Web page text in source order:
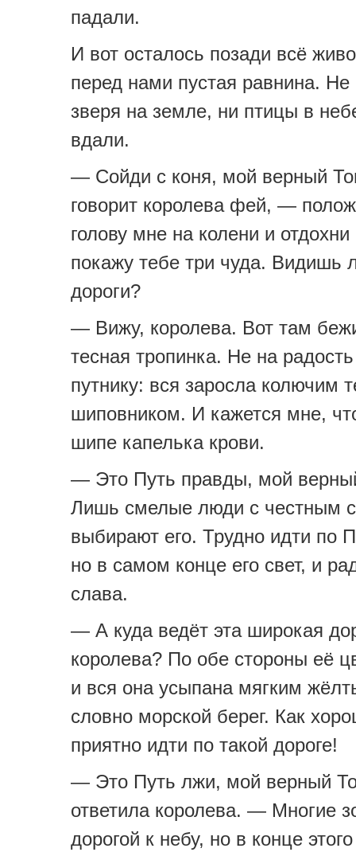
падали.
И вот осталось позади всё
перед нами пустая равнина. Не
зверя на земле, ни птицы в
вдали.
— Сойди с коня, мой верный
говорит королева фей, —
голову мне на колени и
покажу тебе три чуда. Видишь
дороги?
— Вижу, королева. Вот там
тесная тропинка. Не на
путнику: вся заросла колючим
шиповником. И кажется мне,
шипе капелька крови.
— Это Путь правды, мой
Лишь смелые люди с честным
выбирают его. Трудно идти по
но в самом конце его свет, и
слава.
— А куда ведёт эта широкая
королева? По обе стороны её
и вся она усыпана мягким
словно морской берег. Как
приятно идти по такой дороге!
— Это Путь лжи, мой верный
ответила королева. — Многие
дорогой к небу, но в конце